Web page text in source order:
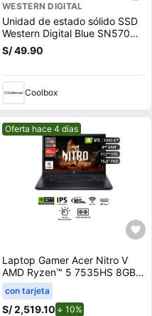
WESTERN DIGITAL
Unidad de estado sólido SSD
Western Digital Blue SN570
500GB, M.2, NVMe, PCIe 3.0
S/ 49.90
Coolbox
Mejor precio.
Oferta hace 4 días
Laptop Gamer Acer Nitro V
AMD Ryzen™ 5 7535HS 8GB
RAM 512GB SSD 15.6"" RTX
3050
con tarjeta
S/ 2,519.10 10%